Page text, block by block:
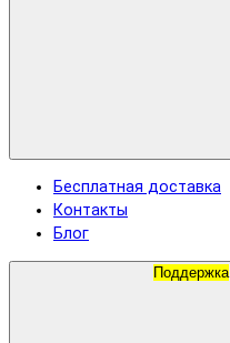
Бесплатная доставка
Контакты
Блог
Поддержка